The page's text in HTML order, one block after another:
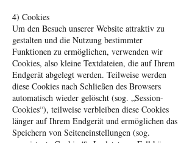
4) Cookies
Um den Besuch unserer Website attraktiv zu
gestalten und die Nutzung bestimmter
Funktionen zu ermöglichen, verwenden wir
Cookies, also kleine Textdateien, die auf Ihrem
Endgerät abgelegt werden. Teilweise werden
diese Cookies nach Schließen des Browsers
automatisch wieder gelöscht (sog. „Session-
Cookies“), teilweise verbleiben diese Cookies
länger auf Ihrem Endgerät und ermöglichen das
Speichern von Seiteneinstellungen (sog.